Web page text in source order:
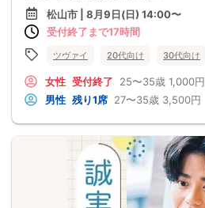
松山市 | 8月9日(日) 14:00〜
受付終了まで17時間
ツヴァイ 20代向け 30代向け
女性 受付終了 25〜35歳 1,000円
男性 残り1席 27〜35歳 3,500円